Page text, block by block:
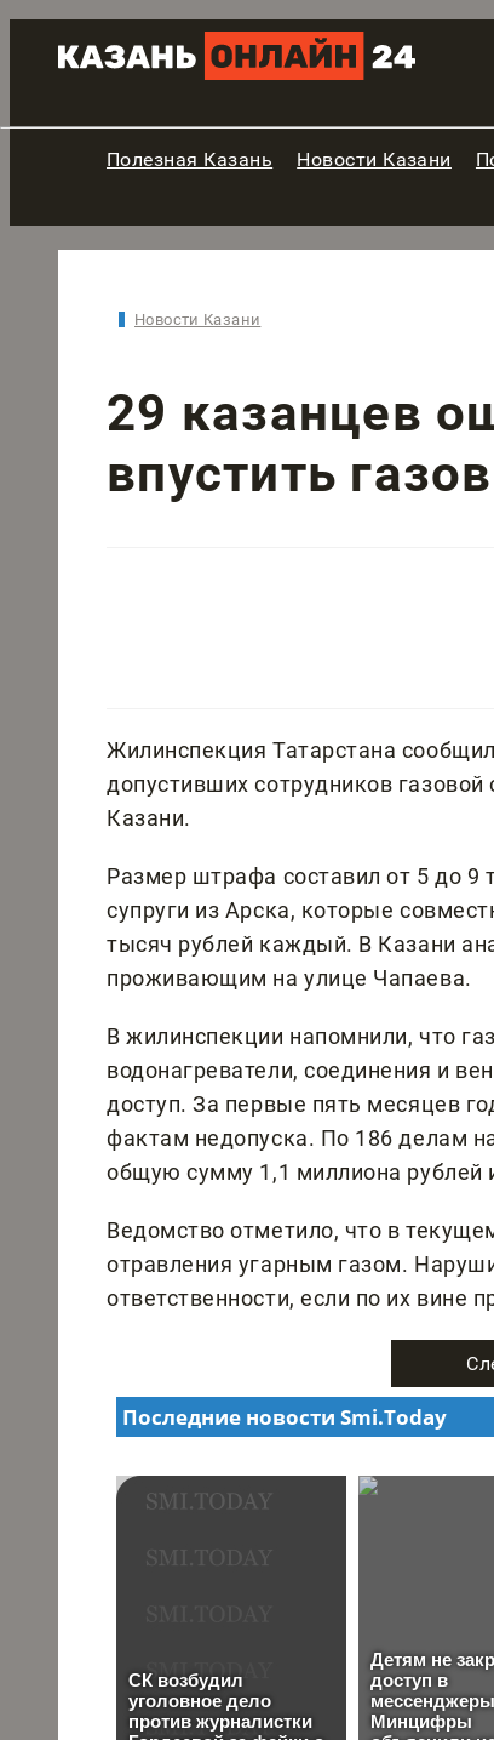
Полезная Казань Новости Казани
Новости Казани
29 казанцев
впустить
Жилинспекция Татарстана
допустивших сотрудников
Казани.
Размер штрафа составил от 5 до 9
супруги из Арска, которые
тысяч рублей каждый. В Казани
проживающим на улице Чапаева.
В жилинспекции напомнили, что
водонагреватели, соединения и
доступ. За первые пять месяцев
фактам недопуска. По 186 делам
общую сумму 1,1 миллиона рублей
Ведомство отметило, что в
отравления угарным газом.
ответственности, если по их вине